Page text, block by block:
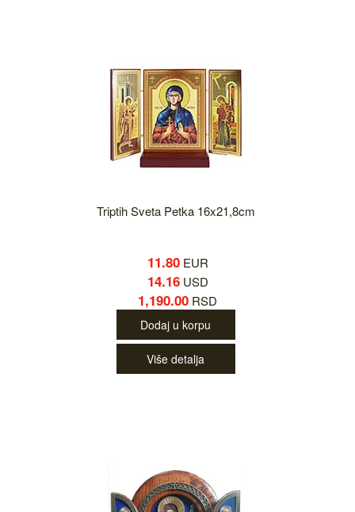
Triptih Sveta Petka 16x21,8cm
11.80EUR
14.16USD
1,190.00 RSD
Dodaj u korpu
Više detalja